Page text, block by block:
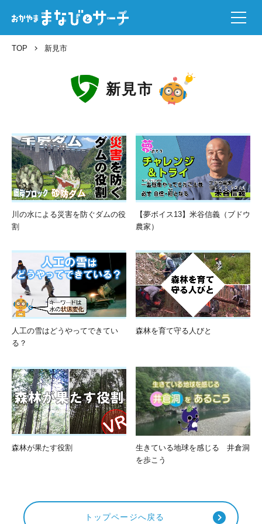
TOP 新見市
新見市
川の水による災害を防ぐダムの役
割
【夢ボイス13】米谷信義（ブドウ
農家）
人工の雪はどうやってできてい
る？
森林を育て守る人びと
森林が果たす役割
生きている地球を感じる 井倉洞
を歩こう
トップページへ戻る